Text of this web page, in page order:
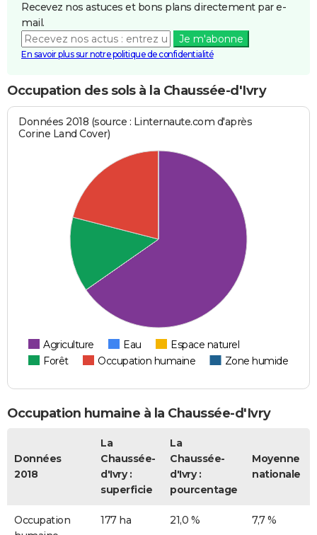
Recevez nos astuces et bons plans directement par e-
mail.
Je m'abonne
En savoir plus sur notre politique de confidentialité
Occupation des sols à la Chaussée-d'Ivry
Données 2018 (source : Linternaute.com d'après
Corine Land Cover)
Agriculture Eau
Espace naturel
Forêt
Occupation humaine Zone humide
Occupation humaine à la Chaussée-d'Ivry
Données
2018
La
Chaussée-
d'Ivry :
superficie
La
Chaussée-
d'Ivry :
pourcentage
Moyenne
nationale
Occupation
177 ha 21,0 % 7,7 %